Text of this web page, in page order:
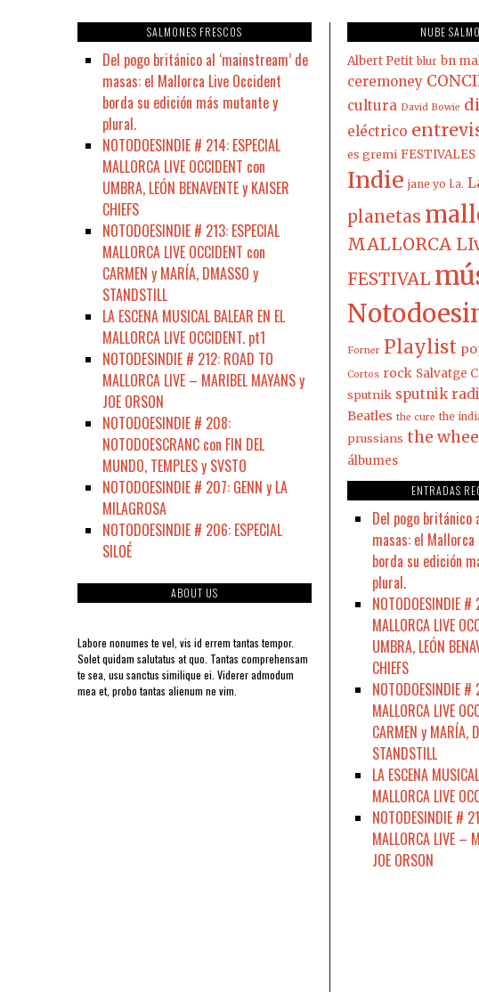
SALMONES FRESCOS
Del pogo británico al ‘mainstream’ de
masas: el Mallorca Live Occident
borda su edición más mutante y
plural.
NOTODOESINDIE # 214: ESPECIAL
MALLORCA LIVE OCCIDENT con
UMBRA, LEÓN BENAVENTE y KAISER
CHIEFS
NOTODOESINDIE # 213: ESPECIAL
MALLORCA LIVE OCCIDENT con
CARMEN y MARÍA, DMASSO y
STANDSTILL
LA ESCENA MUSICAL BALEAR EN EL
MALLORCA LIVE OCCIDENT. pt1
NOTODESINDIE # 212: ROAD TO
MALLORCA LIVE – MARIBEL MAYANS y
JOE ORSON
NOTODOESINDIE # 208:
NOTODOESCRANC con FIN DEL
MUNDO, TEMPLES y SVSTO
NOTODOESINDIE # 207: GENN y LA
MILAGROSA
NOTODOESINDIE # 206: ESPECIAL
SILOÉ
ABOUT US
Labore nonumes te vel, vis id errem tantas tempor.
Solet quidam salutatus at quo. Tantas comprehensam
te sea, usu sanctus similique ei. Viderer admodum
mea et, probo tantas alienum ne vim.
NUBE
Albert Petit blur bn
ceremoney
cultura David Bowie
eléctrico
es gremi FESTIVALES
Indie jane yo l.a.
planetas
MALLORCA
FESTIVAL
Forner Playlist
Cortos rock Salvatge
sputnik sputnik
Beatles the cure the
prussians the
álbumes
ENTRADAS
Del pogo británico
masas: el
borda su edición
plural.
NOTODOESINDIE #
MALLORCA LIVE
UMBRA, LEÓN
CHIEFS
NOTODOESINDIE #
MALLORCA LIVE
CARMEN y MARÍA,
STANDSTILL
LA ESCENA
MALLORCA LIVE
NOTODESINDIE #
MALLORCA LIVE –
JOE ORSON